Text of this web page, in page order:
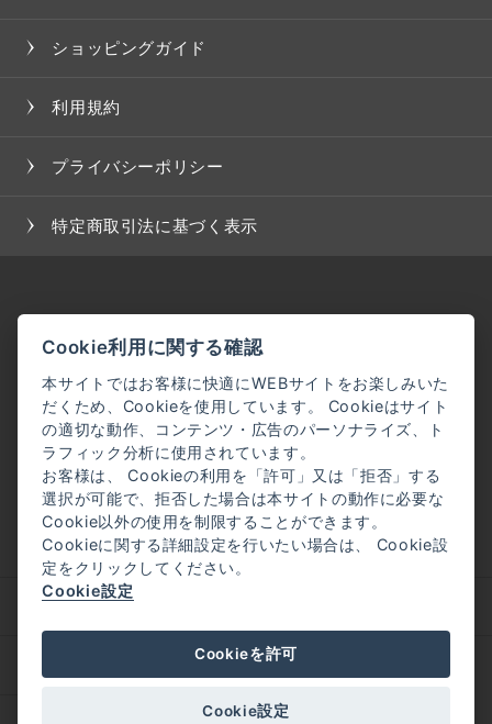
ショッピングガイド
利用規約
プライバシーポリシー
特定商取引法に基づく表示
企業理念
Cookie利用に関する確認
本サイトではお客様に快適にWEBサイトをお楽しみいた
だくため、Cookieを使用しています。 Cookieはサイト
の適切な動作、コンテンツ・広告のパーソナライズ、ト
ラフィック分析に使用されています。
お客様は、 Cookieの利用を「許可」又は「拒否」する
選択が可能で、拒否した場合は本サイトの動作に必要な
Cookie以外の使用を制限することができます。
Cookieに関する詳細設定を行いたい場合は、 Cookie設
定をクリックしてください。
Cookie設定
Cookieを許可
Cookie設定